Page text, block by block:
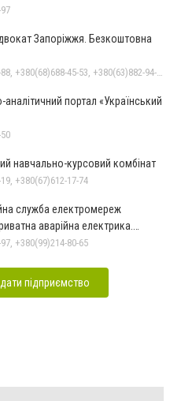
Запоріжжя. Безкоштовна
портал «Український
навчально-курсовий комбінат
+380(67)612-17-74
служба електромереж
аварійна електрика.
+380(99)214-80-65
підприємство